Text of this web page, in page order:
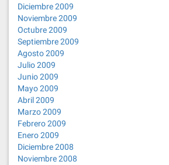
Diciembre 2009
Noviembre 2009
Octubre 2009
Septiembre 2009
Agosto 2009
Julio 2009
Junio 2009
Mayo 2009
Abril 2009
Marzo 2009
Febrero 2009
Enero 2009
Diciembre 2008
Noviembre 2008